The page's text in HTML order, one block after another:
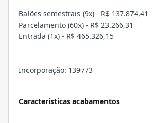
Características acabamentos
Balões semestrais (9x) - R$ 137.874,41
Parcelamento (60x) - R$ 23.266,31
Entrada (1x) - R$ 465.326,15
Incorporação: 139773